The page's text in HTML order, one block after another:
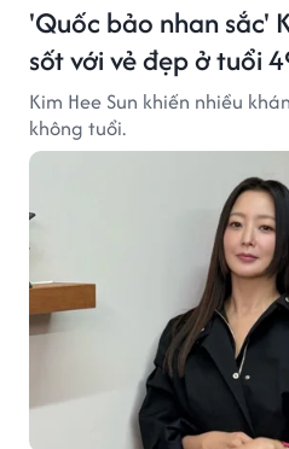
'Quốc bảo nhan sắc'
sốt với vẻ đẹp ở tuổi
Kim Hee Sun khiến nhiều
không tuổi.